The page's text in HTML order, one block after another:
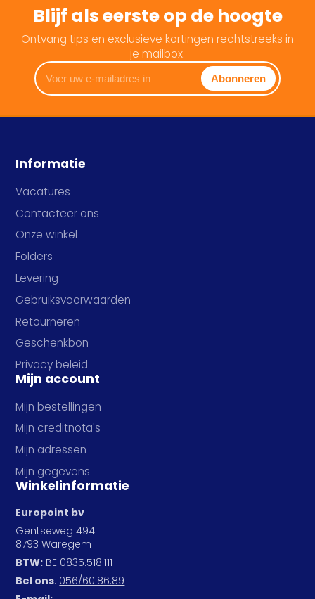
Blijf als eerste op de hoogte
Ontvang tips en exclusieve kortingen rechtstreeks in
je mailbox.
Voer
uw
e-
in
Abonneren
Informatie
Vacatures
Contacteer ons
Onze winkel
Folders
Levering
Gebruiksvoorwaarden
Retourneren
Geschenkbon
Privacy beleid
Mijn account
Mijn bestellingen
Mijn creditnota's
Mijn adressen
Mijn gegevens
Winkelinformatie
Europoint bv
Gentseweg 494
8793 Waregem
BTW: BE 0835.518.111
Bel ons: 056/60.86.89